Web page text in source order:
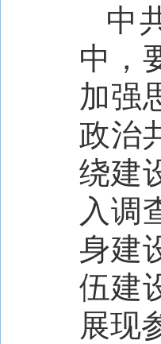
中
中，
加强
政治
绕建
入调
身建
伍建
展现